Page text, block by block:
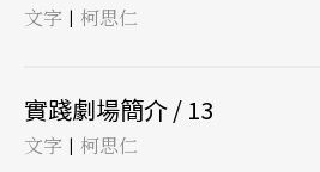
文字 | 柯思仁
實踐劇場簡介 / 13
文字 | 柯思仁